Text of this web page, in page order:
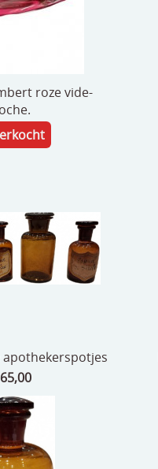
roze vide-
apothekerspotjes